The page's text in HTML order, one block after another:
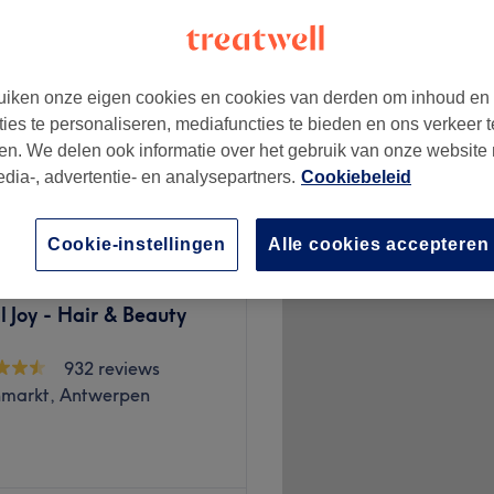
€15
en gebruikt de essentie
Joy - Hair & Beauty
932 reviews
Antwerpen
onze eigen cookies en cookies van derden om inhoud en
te personaliseren, mediafuncties te bieden en ons verkeer
We delen ook informatie over het gebruik van onze website
, advertentie- en analysepartners. Cookiebeleid
Alle cookies accepteren
Cookie-instellingen